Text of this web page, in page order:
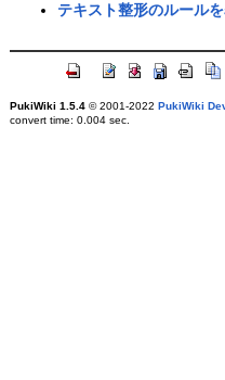
テキスト整形のルール
PukiWiki 1.5.4© 2001-2022 PukiWiki
convert time: 0.004 sec.